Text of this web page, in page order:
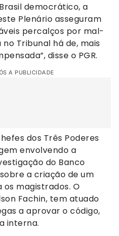
democrático, a
Plenário asseguram
percalços por mal-
Tribunal há de, mais
disse o PGR.
A PUBLICIDADE
dos Três Poderes
envolvendo a
do Banco
a criação de um
magistrados. O
Fachin, tem atuado
a aprovar o código,
interna.